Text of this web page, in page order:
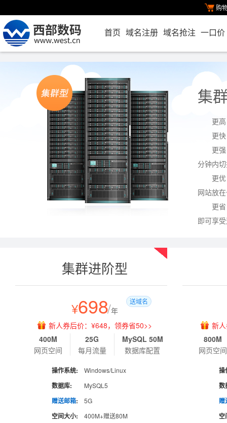
购
首页 域名注册 域名抢注 一口价
集
更
更
更
分钟内
更
网站放
更
即可享
集群进阶型
¥698/年
送域名
新人券后价：¥648，领券省50>>
400M
网页空间
25G
每月流量
MySQL 50M
数据库配置
操作系统: Windows/Linux
数据库: MySQL5
赠送邮箱: 5G
空间大小: 400M+赠送80M
新
800M
网页空间
操
数
赠
空